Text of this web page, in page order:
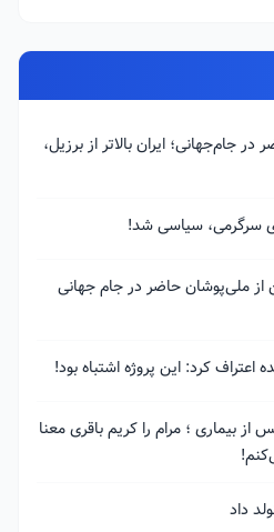
جام‌جهانی؛ ایران بالاتر از برزیل،
سرگرمی، سیاسی شد!
ملی‌پوشان حاضر در جام جهانی
اعتراف کرد: این پروژه اشتباه بود!
از بیماری ؛ مرام را کریم باقری معنا
داد